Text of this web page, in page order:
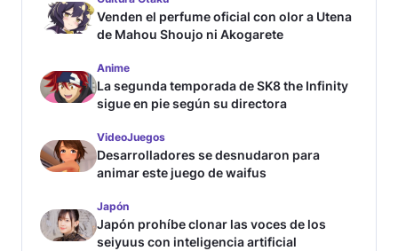
Venden el perfume oficial con olor a Utena
de Mahou Shoujo ni Akogarete
Anime
La segunda temporada de SK8 the Infinity
sigue en pie según su directora
VideoJuegos
Desarrolladores se desnudaron para
animar este juego de waifus
Japón
Japón prohíbe clonar las voces de los
seiyuus con inteligencia artificial